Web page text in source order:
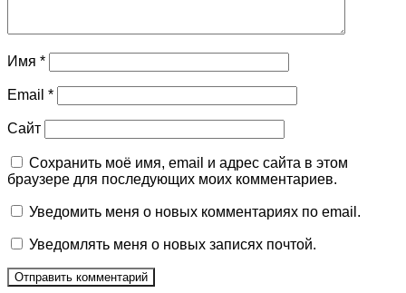
Имя *
Email *
Сайт
Сохранить моё имя, email и адрес сайта в этом
браузере для последующих моих комментариев.
Уведомить меня о новых комментариях по email.
Уведомлять меня о новых записях почтой.